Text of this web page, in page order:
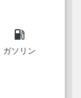
local_gas_station
ガソリン